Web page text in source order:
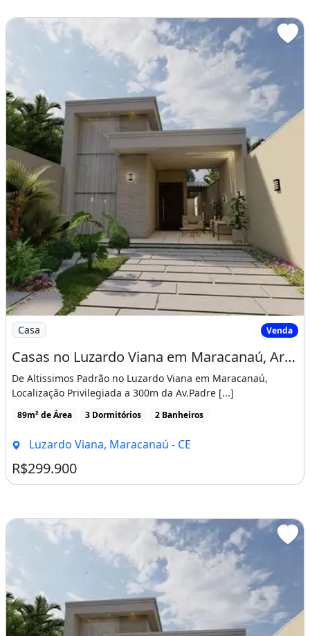
Imagem: Casas no Luzardo Viana em Maracanaú,
Casa Venda
Casas no Luzardo Viana em Maracanaú, Arquitetura Moderna, 100 Porcelanato Acabamento
De Altissimos Padrão no Luzardo Viana em Maracanaú,
Localização Privilegiada a 300m da Av.Padre [...]
89m² de Área 3 Dormitórios 2 Banheiros
Luzardo Viana, Maracanaú - CE
R$299.900